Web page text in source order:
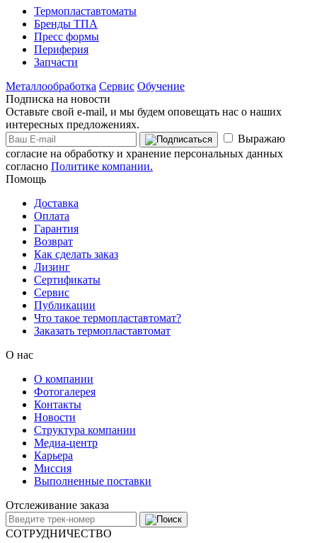
Термопластавтоматы
Бренды ТПА
Пресс формы
Периферия
Запчасти
Металлообработка Сервис Обучение
Подписка на новости
Оставьте свой e-mail, и мы будем оповещать нас о наших
интересных предложениях.
Выражаю
согласие на обработку и хранение персональных данных
согласно Политике компании.
Помощь
Доставка
Оплата
Гарантия
Возврат
Как сделать заказ
Лизинг
Сертификаты
Сервис
Публикации
Что такое термопластавтомат?
Заказать термопластавтомат
О нас
О компании
Фотогалерея
Контакты
Новости
Структура компании
Медиа-центр
Карьера
Миссия
Выполненные поставки
Отслеживание заказа
СОТРУДНИЧЕСТВО